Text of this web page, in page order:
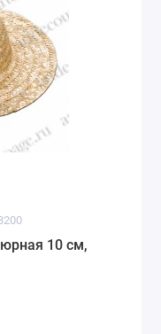
10 см,